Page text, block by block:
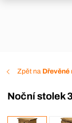
Zpět na
Noční stolek